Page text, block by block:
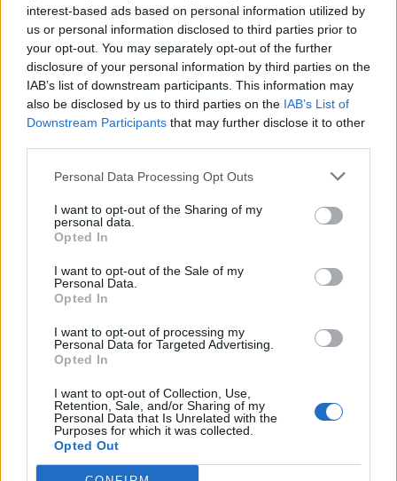
interest-based ads based on personal information utilized by
us or personal information disclosed to third parties prior to
your opt-out. You may separately opt-out of the further
disclosure of your personal information by third parties on the
IAB’s list of downstream participants. This information may
also be disclosed by us to third parties on the IAB’s List of
Downstream Participants that may further disclose it to other
Personal Data Processing Opt Outs
I want to opt-out of the Sharing of my
personal data.
Opted In
I want to opt-out of the Sale of my
Personal Data.
Opted In
I want to opt-out of processing my
Personal Data for Targeted Advertising.
Opted In
I want to opt-out of Collection, Use,
Retention, Sale, and/or Sharing of my
Personal Data that Is Unrelated with the
Purposes for which it was collected.
Opted Out
ΥΓΕΙΑ
Πώς 5 λεπτά κίνησης την ημέρα μπορούν να
αλλάξουν τη ζωή μας
Πόσες φορές έχουμε σκεφτεί ότι δεν έχουμε χρόνο για γυμναστική;
Η καθημερινότητα, η δουλειά και οι υποχρεώσεις συχνά κάνουν
την άσκηση να μοιάζει με πολυτέλεια. Ωστόσο, νέα επιστημονικά
δεδομένα δείχνουν ότι ακόμη και πολύ μικρές αυξήσεις στη φυσική
δραστηριότητα μπορούν να έχουν εντυπωσιακά οφέλη για την
υγεία και τη μακροζωία.